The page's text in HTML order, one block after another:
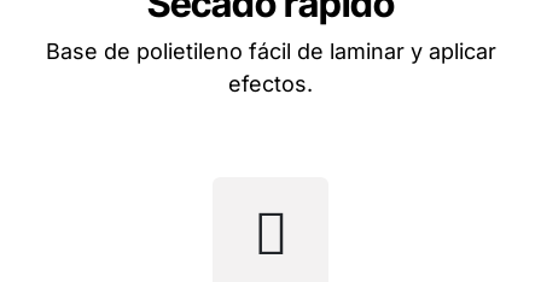
Base de polietileno fácil de laminar y aplicar
efectos.